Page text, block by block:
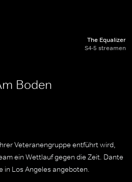
The Equalizer
S4-5 streamen
Boden
Veteranengruppe entführt wird,
ein Wettlauf gegen die Zeit. Dante
in Los Angeles angeboten.